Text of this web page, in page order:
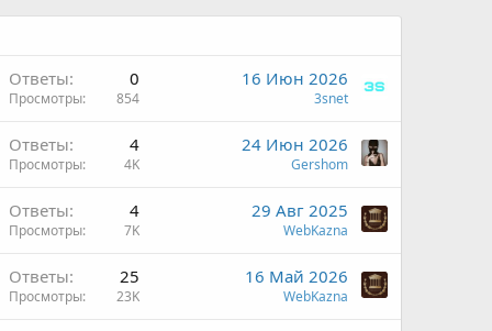
Ответы 0
Просмотры 854
16 Июн 2026
3snet
Ответы 4
Просмотры 4K
24 Июн 2026
Gershom
Ответы 4
Просмотры 7K
29 Авг 2025
WebKazna
Ответы 25
Просмотры 23K
16 Май 2026
WebKazna